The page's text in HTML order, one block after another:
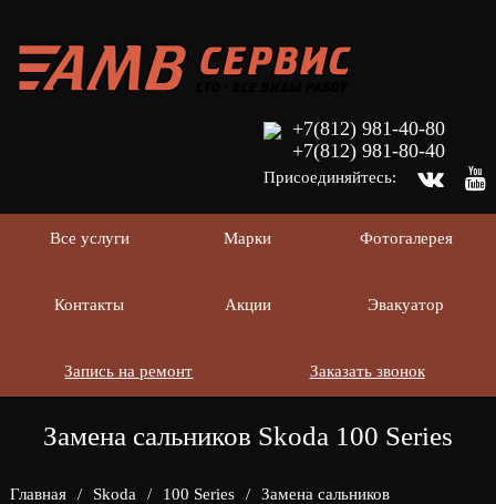
+7(812) 981-40-80
+7(812) 981-80-40
Присоединяйтесь:
Все услуги Марки Фотогалерея
Контакты Акции Эвакуатор
Заказать звонок
Запись на ремонт
Замена сальников Skoda 100 Series
Главная / Skoda / 100 Series / Замена сальников